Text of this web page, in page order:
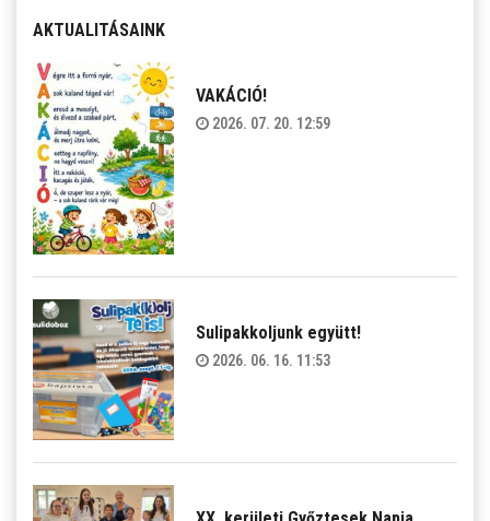
AKTUALITÁSAINK
VAKÁCIÓ!
2026. 07. 20. 12:59
Sulipakkoljunk együtt!
2026. 06. 16. 11:53